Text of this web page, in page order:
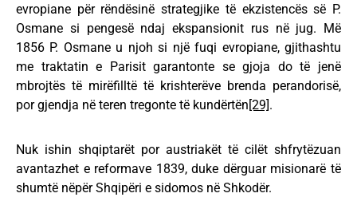
evropiane për rëndësinë strategjike të ekzistencës së P.
Osmane si pengesë ndaj ekspansionit rus në jug. Më
1856 P. Osmane u njoh si një fuqi evropiane, gjithashtu
me traktatin e Parisit garantonte se gjoja do të jenë
mbrojtës të mirëfilltë të krishterëve brenda perandorisë,
por gjendja në teren tregonte të kundërtën[29].
Nuk ishin shqiptarët por austriakët të cilët shfrytëzuan
avantazhet e reformave 1839, duke dërguar misionarë të
shumtë nëpër Shqipëri e sidomos në Shkodër.